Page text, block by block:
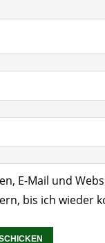
E-Mail und
bis ich wieder